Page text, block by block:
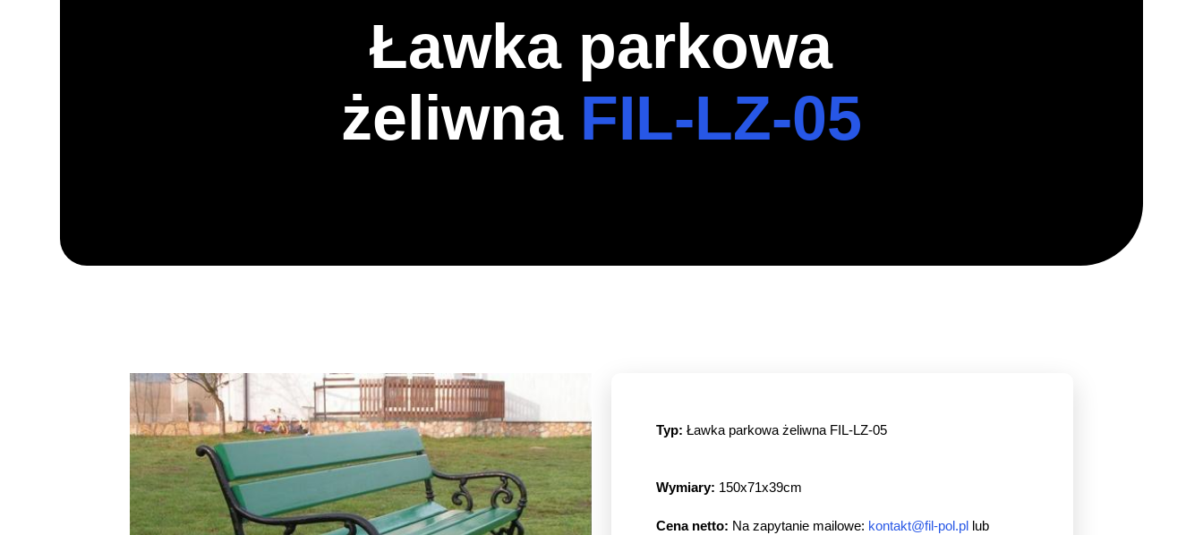
Ławka parkowa
żeliwna FIL-LZ-05
Typ: Ławka parkowa żeliwna FIL-LZ-05
Wymiary: 150x71x39cm
Cena netto: Na zapytanie mailowe: kontakt@fil-pol.pllub